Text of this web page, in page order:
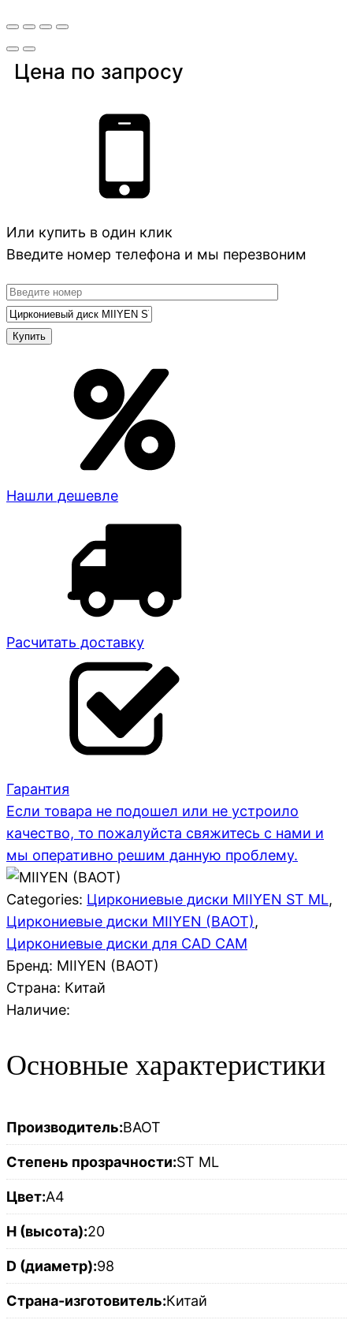
Цена по запросу
Или купить в один клик
Введите номер телефона и мы перезвоним
Нашли дешевле
Расчитать доставку
Гарантия
Если товара не подошел или не устроило
качество, то пожалуйста свяжитесь с нами и
мы оперативно решим данную проблему.
Categories: Циркониевые диски MIIYEN ST ML,
Циркониевые диски MIIYEN (BAOT),
Циркониевые диски для CAD CAM
Бренд: MIIYEN (BAOT)
Страна: Китай
Наличие:
Основные характеристики
Производитель:BAOT
Степень прозрачности:ST ML
Цвет:A4
H (высота):20
D (диаметр):98
Страна-изготовитель:Китай